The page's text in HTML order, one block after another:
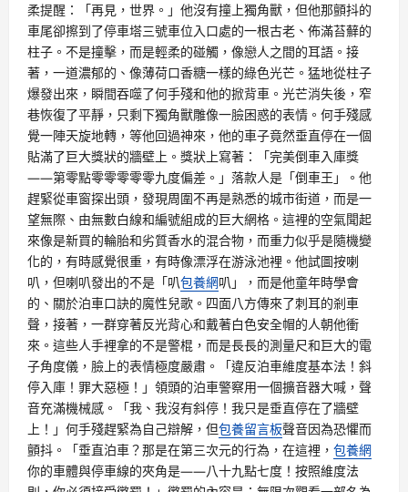
柔提醒：「再見，世界。」他沒有撞上獨角獸，但他那顫抖的
車尾卻擦到了停車塔三號車位入口處的一根古老、佈滿苔蘚的
柱子。不是撞擊，而是輕柔的碰觸，像戀人之間的耳語。接
著，一道濃郁的、像薄荷口香糖一樣的綠色光芒。猛地從柱子
爆發出來，瞬間吞噬了何手殘和他的掀背車。光芒消失後，窄
巷恢復了平靜，只剩下獨角獸雕像一臉困惑的表情。何手殘感
覺一陣天旋地轉，等他回過神來，他的車子竟然垂直停在一個
貼滿了巨大獎狀的牆壁上。獎狀上寫著：「完美倒車入庫獎
——第零點零零零零零九度偏差。」落款人是「倒車王」。他
趕緊從車窗探出頭，發現周圍不再是熟悉的城市街道，而是一
望無際、由無數白線和編號組成的巨大網格。這裡的空氣聞起
來像是新買的輪胎和劣質香水的混合物，而重力似乎是隨機變
化的，有時感覺很重，有時像漂浮在游泳池裡。他試圖按喇
叭，但喇叭發出的不是「叭包養網叭」，而是他童年時學會
的、關於泊車口訣的魔性兒歌。四面八方傳來了刺耳的剎車
聲，接著，一群穿著反光背心和戴著白色安全帽的人朝他衝
來。這些人手裡拿的不是警棍，而是長長的測量尺和巨大的電
子角度儀，臉上的表情極度嚴肅。「違反泊車維度基本法！斜
停入庫！罪大惡極！」領頭的泊車警察用一個擴音器大喊，聲
音充滿機械感。「我、我沒有斜停！我只是垂直停在了牆壁
上！」何手殘趕緊為自己辯解，但包養留言板聲音因為恐懼而
顫抖。「垂直泊車？那是在第三次元的行為，在這裡， 包養網
你的車體與停車線的夾角是——八十九點七度！按照維度法